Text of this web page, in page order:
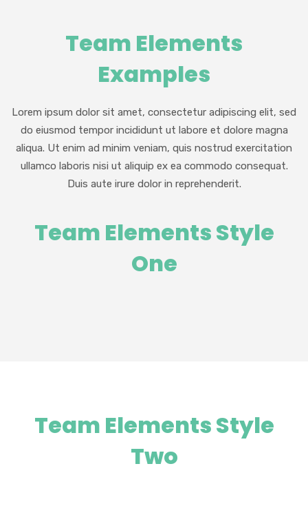
Team Elements
Examples
Lorem ipsum dolor sit amet, consectetur adipiscing elit, sed
do eiusmod tempor incididunt ut labore et dolore magna
aliqua. Ut enim ad minim veniam, quis nostrud exercitation
ullamco laboris nisi ut aliquip ex ea commodo consequat.
Duis aute irure dolor in reprehenderit.
Team Elements Style
One
Team Elements Style
Two